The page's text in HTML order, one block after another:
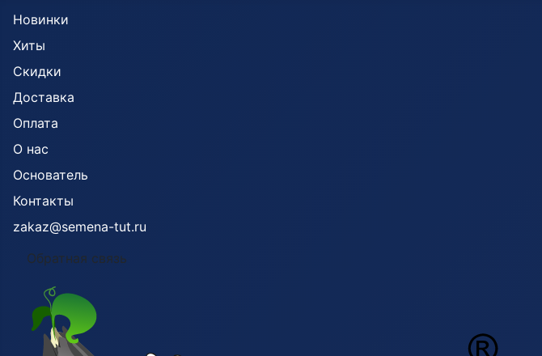
Новинки
Хиты
Скидки
Доставка
Оплата
О нас
Основатель
Контакты
zakaz@semena-tut.ru
Обратная связь